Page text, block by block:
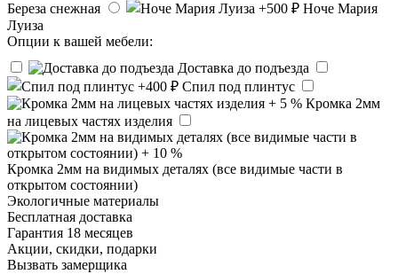
Береза снежная
Ноче Мария
Луиза
Опции к вашей мебели:
Доставка до подъезда
Спил под плинтус
Кромка 2мм
на лицевых частях изделия
Кромка 2мм на видимых деталях (все видимые части в
открытом состоянии)
Экологичные материалы
Бесплатная доставка
Гарантия 18 месяцев
Акции, скидки, подарки
Вызвать замерщика